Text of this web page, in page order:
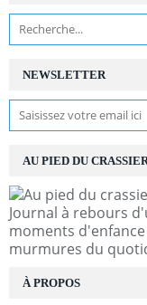
NEWSLETTER
AU PIED DU
Journal à rebours
moments
murmures du
À PROPOS